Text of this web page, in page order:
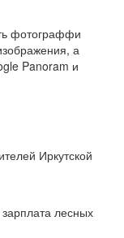
фотограффи
а
Panoram и
Иркутской
лесных